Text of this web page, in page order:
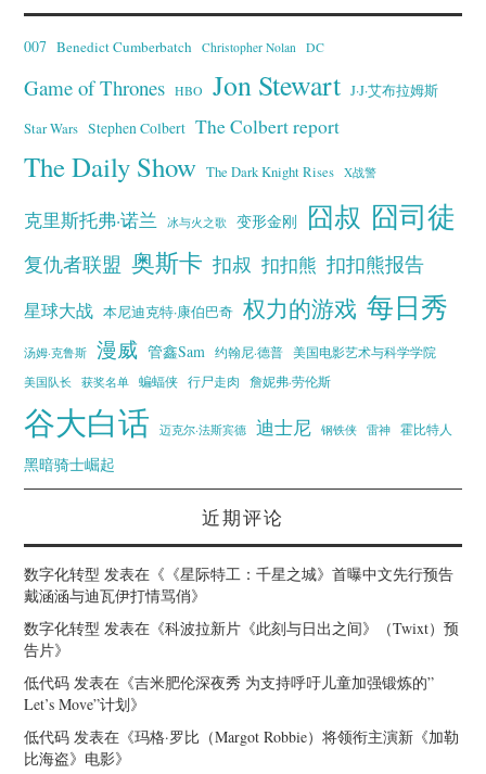
007 Benedict Cumberbatch Christopher Nolan DC
Game of Thrones HBO Jon Stewart J·J·艾布拉姆斯
Star Wars Stephen Colbert The Colbert report
The Daily Show The Dark Knight Rises X战警
克里斯托弗·诺兰 冰与火之歌 变形金刚 囧叔 囧司徒
复仇者联盟 奥斯卡 扣叔 扣扣熊 扣扣熊报告
星球大战 本尼迪克特·康伯巴奇 权力的游戏 每日秀
汤姆·克鲁斯 漫威 管鑫Sam 约翰尼·德普
美国电影艺术与科学学院
美国队长
获奖名单 蝙蝠侠 行尸走肉 詹妮弗·劳伦斯
谷大白话 迈克尔·法斯宾德 迪士尼 钢铁侠 雷神 霍比特人
黑暗骑士崛起
近期评论
数字化转型 发表在《 《星际特工：千星之城》首曝中文先行预告
戴涵涵与迪瓦伊打情骂俏》
数字化转型 发表在《科波拉新片《此刻与日出之间》（Twixt）预
告片》
低代码 发表在《吉米肥伦深夜秀 为支持呼吁儿童加强锻炼的”
Let’s Move”计划》
低代码 发表在《玛格·罗比（Margot Robbie）将领衔主演新《加勒
比海盗》电影》